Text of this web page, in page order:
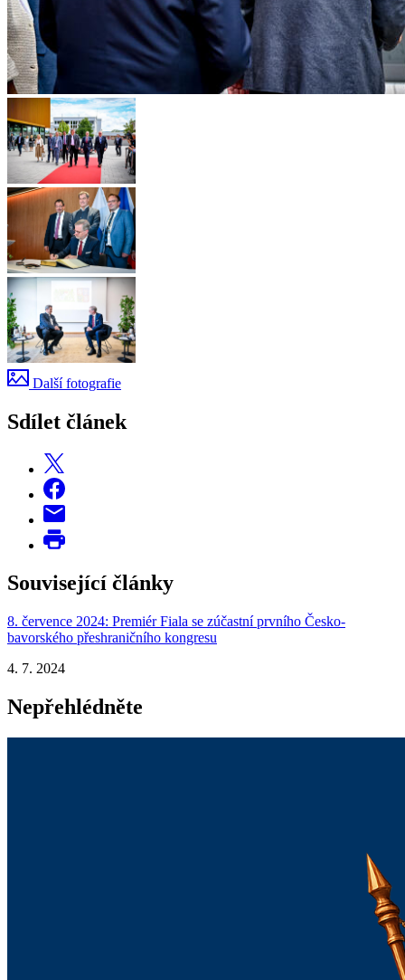
Další fotografie
Sdílet článek
Související články
8. července 2024: Premiér Fiala se zúčastní prvního Česko-
bavorského přeshraničního kongresu
4. 7. 2024
Nepřehlédněte